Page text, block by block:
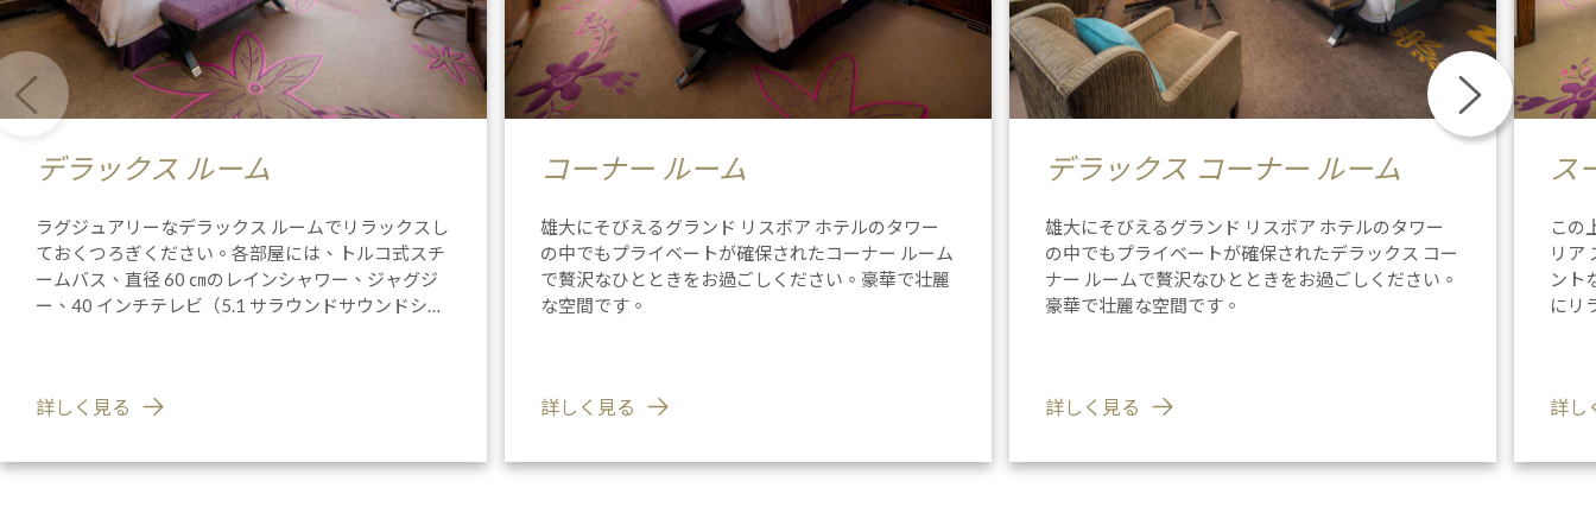
デラックス ルーム
ラグジュアリーなデラックス ルームでリラックスし
ておくつろぎください。各部屋には、トルコ式スチ
ームバス、直径 60 ㎝のレインシャワー、ジャグジ
ー、40 インチテレビ（5.1 サラウンドサウンドシス
詳しく見る
コーナー ルーム
雄大にそびえるグランド リスボア ホテルのタワー
の中でもプライベートが確保されたコーナー ルーム
で贅沢なひとときをお過ごしください。豪華で壮麗
な空間です。
詳しく見る
デラックス コーナー ルーム
雄大にそびえるグランド リスボア ホテルのタワー
の中でもプライベートが確保されたデラックス コー
ナー ルームで贅沢なひとときをお過ごしください。
豪華で壮麗な空間です。
詳しく見る
ス
この
リア
ント
にリ
詳し